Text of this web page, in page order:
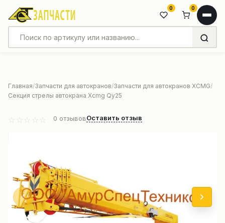
0 0
Главная Запчасти для автокранов Запчасти для автокранов XCMG
Секция стрелы автокрана Xcmg Qy25
0 отзывовОставить отзыв